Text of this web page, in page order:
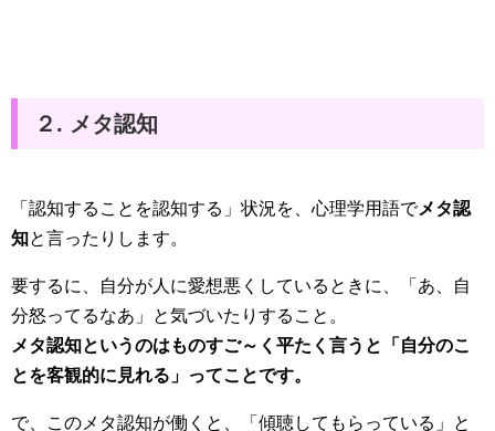
２. メタ認知
「認知することを認知する」状況を、心理学用語でメタ認
知と言ったりします。
要するに、自分が人に愛想悪くしているときに、「あ、自
分怒ってるなあ」と気づいたりすること。
メタ認知というのはものすご～く平たく言うと「自分のこ
とを客観的に見れる」ってことです。
で、このメタ認知が働くと、「傾聴してもらっている」と